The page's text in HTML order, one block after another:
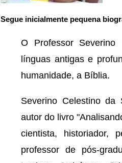
Segue inicialmente pequena
O Professor
línguas antigas e
humanidade, a Bíblia.
Severino Celestino da
autor do livro
cientista, historiador,
professor de pós-